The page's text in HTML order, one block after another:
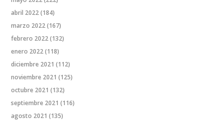
abril 2022(184)
marzo 2022(167)
febrero 2022(132)
enero 2022(118)
diciembre 2021 (112)
noviembre 2021 (125)
octubre 2021 (132)
septiembre 2021 (116)
agosto 2021 (135)